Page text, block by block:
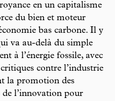
en un capitalisme
du bien et moteur
bas carbone. Il y
va au-delà du simple
à l’énergie fossile, avec
contre l’industrie
la promotion des
de l’innovation pour